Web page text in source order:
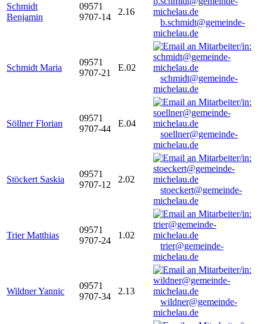
Schmidt
Benjamin
09571
9707-14
2.16
b.schmidt@gemeinde-
michelau.de
Schmidt Maria
09571
9707-21
E.02
schmidt@gemeinde-
michelau.de
Söllner Florian
09571
9707-44
E.04
soellner@gemeinde-
michelau.de
Stöckert Saskia
09571
9707-12
2.02
stoeckert@gemeinde-
michelau.de
Trier Matthias
09571
9707-24
1.02
trier@gemeinde-
michelau.de
Wildner Yannic
09571
9707-34
2.13
wildner@gemeinde-
michelau.de